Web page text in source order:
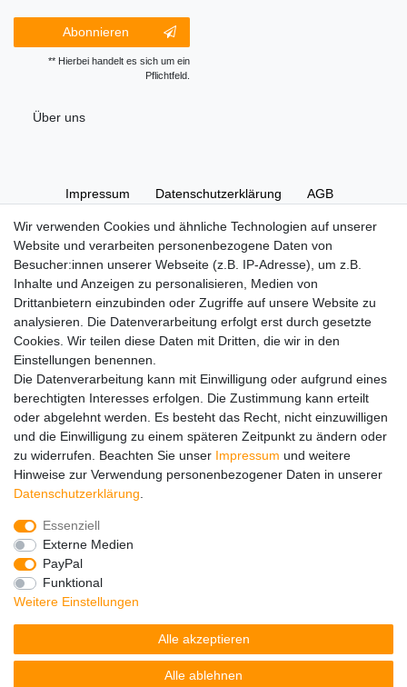
Abonnieren
** Hierbei handelt es sich um ein
Pflichtfeld.
Wir verwenden Cookies und ähnliche Technologien auf unserer
Website und verarbeiten personenbezogene Daten von
Besucher:innen unserer Webseite (z.B. IP-Adresse), um z.B.
Inhalte und Anzeigen zu personalisieren, Medien von
Drittanbietern einzubinden oder Zugriffe auf unsere Website zu
analysieren. Die Datenverarbeitung erfolgt erst durch gesetzte
Cookies. Wir teilen diese Daten mit Dritten, die wir in den
Einstellungen benennen.
Die Datenverarbeitung kann mit Einwilligung oder aufgrund eines
berechtigten Interesses erfolgen. Die Zustimmung kann erteilt
oder abgelehnt werden. Es besteht das Recht, nicht einzuwilligen
und die Einwilligung zu einem späteren Zeitpunkt zu ändern oder
zu widerrufen. Beachten Sie unser Impressum und weitere
Hinweise zur Verwendung personenbezogener Daten in unserer
Daten­schutz­erklärung
Essenziell
Externe Medien
PayPal
Funktional
Weitere Einstellungen
Alle akzeptieren
Alle ablehnen
Über uns
Impressum Daten­schutz­erklärung AGB
Widerrufs­recht Vertrag widerrufen Kontakt
Hinweise zur Batterieentsorgung
Im Zusammenhang mit dem Vertrieb von Batterien oder mit
der Lieferung von Geräten, die Batterien enthalten, sind wir
verpflichtet, Sie auf folgendes hinzuweisen:
Sie sind zur Rückgabe gebrauchter Batterien als Endnutzer
gesetzlich verpflichtet. Sie können Altbatterien, die wir als
Neubatterien im Sortiment führen oder geführt haben,
unentgeltlich an unserem Versandlager (Versandadresse)
zurückgeben. Die auf den Batterien abgebildeten Symbole
haben folgende Bedeutung:
Das Symbol der durchgekreuzten Mülltonne bedeutet, dass
die Batterie nicht in den Hausmüll gegeben werden darf.
Pb = Batterie enthält mehr als 0,004 Masseprozent Blei
Cd = Batterie enthält mehr als 0,002 Masseprozent
Cadmium
Hg = Batterie enthält mehr als 0,0005 Masseprozent
Bitte beachten Sie die vorstehenden Hinweise.